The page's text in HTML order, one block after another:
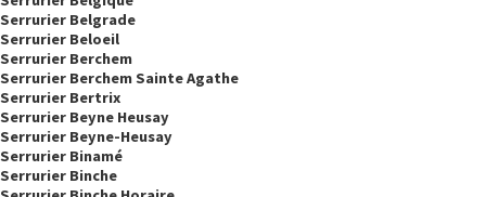
Serrurier Belgrade
Serrurier Beloeil
Serrurier Berchem
Serrurier Berchem Sainte Agathe
Serrurier Bertrix
Serrurier Beyne Heusay
Serrurier Beyne-Heusay
Serrurier Binamé
Serrurier Binche